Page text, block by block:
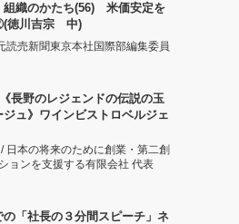
組織のかたち(56) 米価安定を
徳川吉宗 中)
読売新聞東京本社国際部編集委員
長野のレジェンドの伝説の玉
ュ》ワインビストロベルジェ
日本の将来のために創業・第二創
ョンを支援する有限会社 代表
の「社長の３分間スピーチ」ネ